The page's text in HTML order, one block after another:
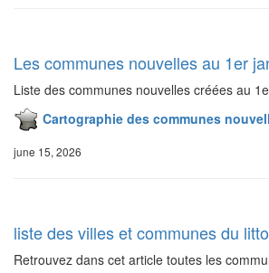
Les communes nouvelles au 1er
Liste des communes nouvelles créées au
Cartographie des communes
june 15, 2026
liste des villes et communes du
Retrouvez dans cet article toutes les